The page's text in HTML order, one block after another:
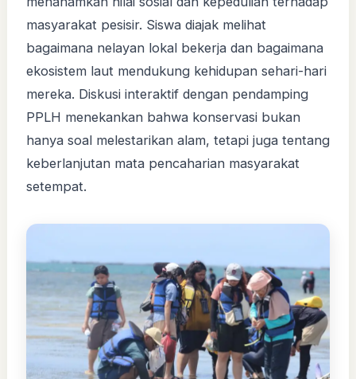
masyarakat pesisir. Siswa diajak melihat
bagaimana nelayan lokal bekerja dan bagaimana
ekosistem laut mendukung kehidupan sehari-hari
mereka. Diskusi interaktif dengan pendamping
PPLH menekankan bahwa konservasi bukan
hanya soal melestarikan alam, tetapi juga tentang
keberlanjutan mata pencaharian masyarakat
setempat.